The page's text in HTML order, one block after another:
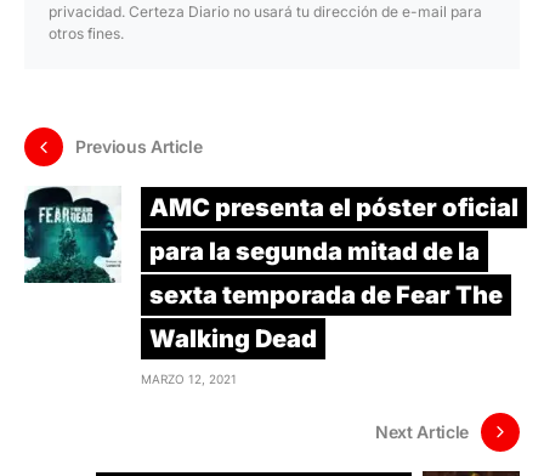
privacidad. Certeza Diario no usará tu dirección de e-mail para
otros fines.
Previous Article
AMC presenta el póster oficial
para la segunda mitad de la
sexta temporada de Fear The
Walking Dead
MARZO 12, 2021
Next Article